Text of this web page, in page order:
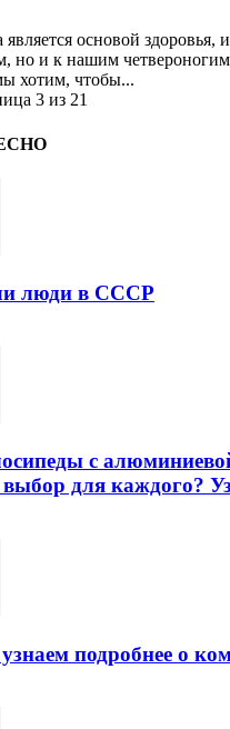
основой здоровья,
но и к нашим
хотим, чтобы...
3 из 21
люди в СССР
с
для каждого?
подробнее о